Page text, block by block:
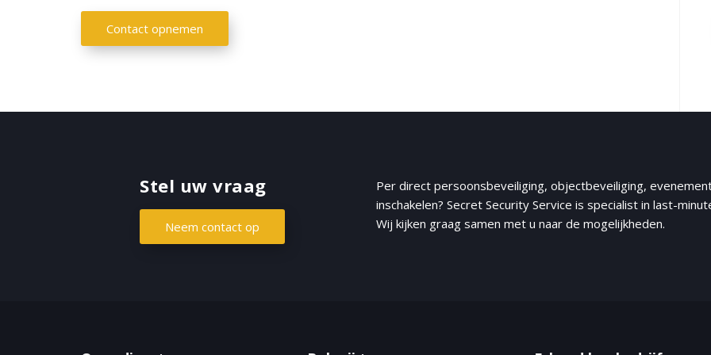
Contact opnemen
Stel uw vraag
Neem contact op
Per direct persoonsbeveiliging, objectbeveiliging,
inschakelen? Secret Security Service is specialist in last-
Wij kijken graag samen met u naar de mogelijkheden.